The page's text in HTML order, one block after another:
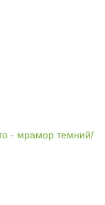
- мрамор темний/